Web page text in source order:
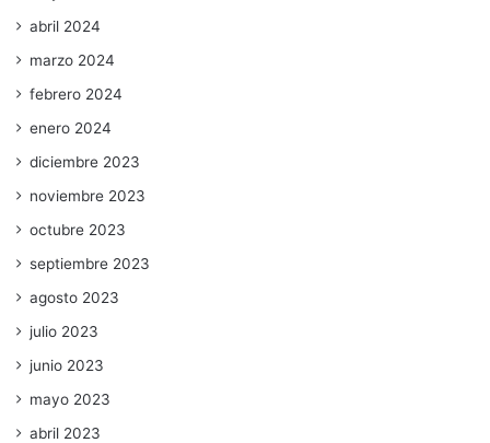
abril 2024
marzo 2024
febrero 2024
enero 2024
diciembre 2023
noviembre 2023
octubre 2023
septiembre 2023
agosto 2023
julio 2023
junio 2023
mayo 2023
abril 2023